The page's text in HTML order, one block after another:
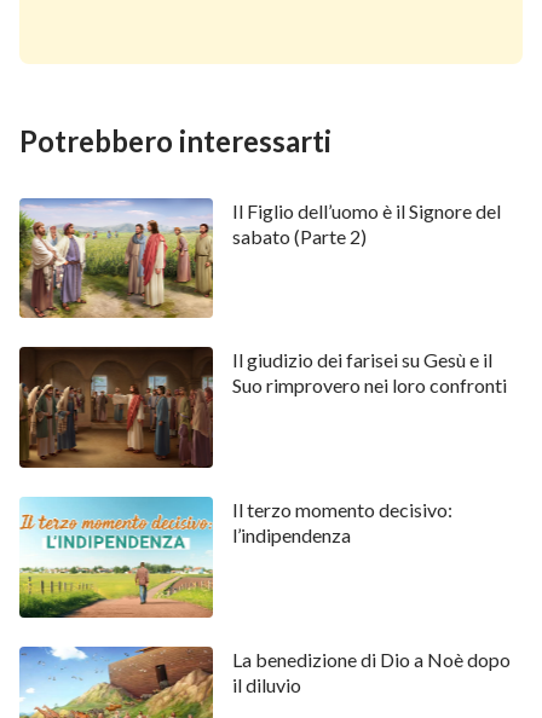
distruggere o confiscare questo diritto. Fu concesso
obbedienza a Dio e del suo timore nei Suoi confronti;
Giobbe pagò il prezzo della sua vita per conseguire
gioia e felicità sulla terra, il diritto e il titolo,
perfettamente naturali e giustificati, di adorare il
Creatore senza interferenze, come autentica
creatura di Dio sulla terra. Questo fu anche il
maggiore esito delle tentazioni sopportate da Giobbe.
loro vite subiscono il disturbo e addirittura il controllo
di Satana. In altri termini, le persone non ancora
salvate sono prigioniere di Satana, senza libertà,
Satana non ha rinunciato a loro, non sono qualificate e
non hanno diritto a adorare Dio, e sono inseguite da
vicino e crudelmente attaccate da Satana. Tali
Potrebbero interessarti
Il Figlio dell’uomo è il Signore del
sabato (Parte 2)
Il giudizio dei farisei su Gesù e il
Suo rimprovero nei loro confronti
Il terzo momento decisivo:
l’indipendenza
La benedizione di Dio a Noè dopo
il diluvio